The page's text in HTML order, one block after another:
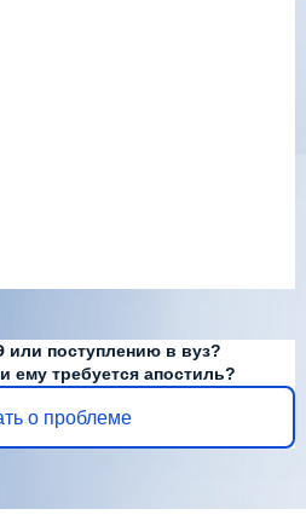
поступлению в вуз?
ему требуется апостиль?
о проблеме